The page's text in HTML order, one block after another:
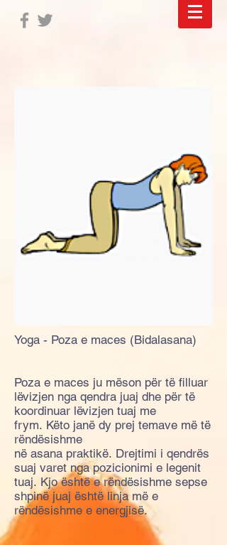
Yoga - Poza e maces (Bidalasana)
Poza e maces ju mëson për të filluar
lëvizjen nga qendra juaj dhe për të
koordinuar lëvizjen tuaj me
frym. Këto janë dy prej temave më të
rëndësishme
në asana praktikë. Drejtimi i qendrës
suaj varet nga pozicionimi e legenit
tuaj. Kjo është e rëndësishme sepse
shpinë juaj është linja më e
rëndësishme e energjisë.